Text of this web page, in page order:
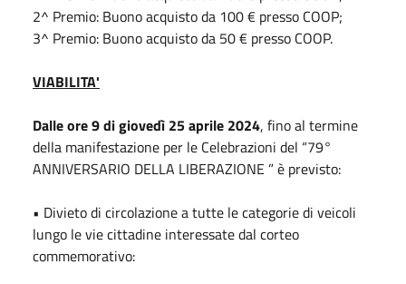
2^ Premio: Buono acquisto da 100 € presso COOP;
3^ Premio: Buono acquisto da 50 € presso COOP.
VIABILITA'
Dalle ore 9 di giovedì 25 aprile 2024, fino al termine
della manifestazione per le Celebrazioni del “79°
ANNIVERSARIO DELLA LIBERAZIONE ” è previsto:
• Divieto di circolazione a tutte le categorie di veicoli
lungo le vie cittadine interessate dal corteo
commemorativo: